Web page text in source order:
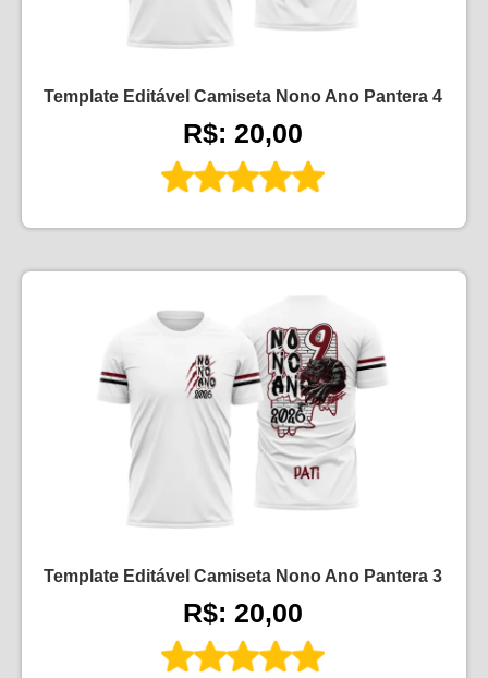
Template Editável Camiseta Nono Ano Pantera 4
R$: 20,00
Template Editável Camiseta Nono Ano Pantera 3
R$: 20,00